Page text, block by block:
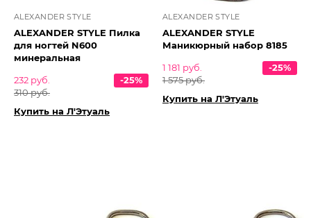
ALEXANDER STYLE
ALEXANDER STYLE Пилка
для ногтей N600
минеральная
232 руб.
310 руб.
-25%
Купить на Л'Этуаль
ALEXANDER STYLE
ALEXANDER STYLE
Маникюрный набор 8185
1 181 руб.
1 575 руб.
-25%
Купить на Л'Этуаль